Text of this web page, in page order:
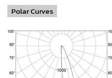
Polar Curves